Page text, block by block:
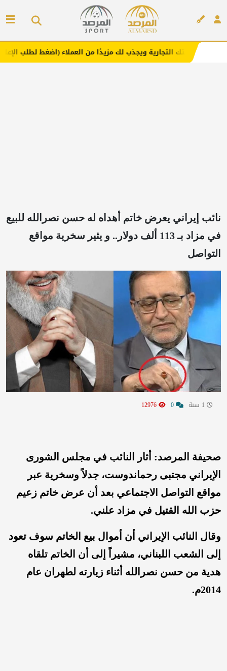
ويجذب لك مزيدًا من العملاء (اضغط لطلب الإعلان)
نائب إيراني يعرض خاتم أهداه له حسن نصرالله للبيع
في مزاد بـ 113 ألف دولار.. و يثير سخرية مواقع
التواصل
صحيفة المرصد: أثار النائب في مجلس الشورى
الإيراني مجتبى رحماندوست، جدلاً وسخرية عبر
مواقع التواصل الاجتماعي بعد أن عرض خاتم زعيم
حزب الله القتيل في مزاد علني.
وقال النائب الإيراني أن أموال بيع الخاتم سوف تعود
إلى الشعب اللبناني، مشيراً إلى أن الخاتم تلقاه
هدية من حسن نصرالله أثناء زيارته لطهران عام
2014م.